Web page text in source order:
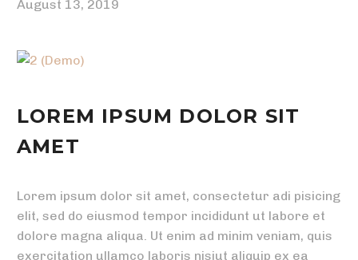
August 13, 2019
LOREM IPSUM DOLOR SIT
AMET
Lorem ipsum dolor sit amet, consectetur adi pisicing
elit, sed do eiusmod tempor incididunt ut labore et
dolore magna aliqua. Ut enim ad minim veniam, quis
exercitation ullamco laboris nisiut aliquip ex ea